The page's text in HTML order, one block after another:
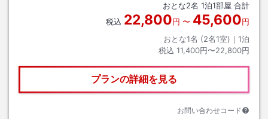
おとな2名 1泊1部屋 合計
税込 22,800円 〜 45,600円
おとな1名 (2名1室)｜ 1泊
税込 11,400円〜22,800円
プランの詳細を見る
お問い合わせコード